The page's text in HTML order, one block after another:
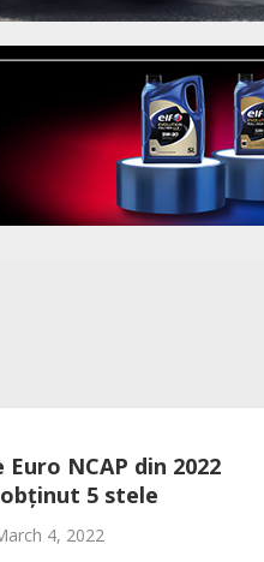
NCAP din 2022
5 stele
4, 2022